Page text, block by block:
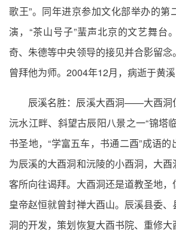
歌王”。同年进京参加文化部举办的第
演，“茶山号子”蜚声北京的文艺舞台
奇、朱德等中央领导的接见并合影留
曾拜他为师。2004年12月，病逝于黄溪
辰溪名胜：辰溪大酉洞——大酉洞
沅水江畔、斜望古辰阳八景之一“锦塔
书圣地，“学富五车，书通二酉”成语
为辰溪的大酉洞和沅陵的小酉洞，大
客所向往谒拜。大酉洞还是道教圣地
皇帝赵恒就曾封禅大酉山。辰溪县委
洞的开发，策划恢复大酉书院、重修